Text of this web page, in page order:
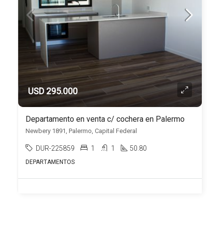
USD 295.000
Departamento en venta c/ cochera en Palermo
Newbery 1891, Palermo, Capital Federal
DUR-225859 1 1 50.80
DEPARTAMENTOS